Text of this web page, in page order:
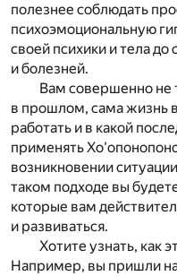
полезнее соблюдать
психоэмоциональную
своей психики и тела до
и болезней.
Вам совершенно не
в прошлом, сама жизнь
работать и в какой
применять
возникновении
таком подходе вы
которые вам
и развиваться.
Хотите узнать, как
Например, вы пришли